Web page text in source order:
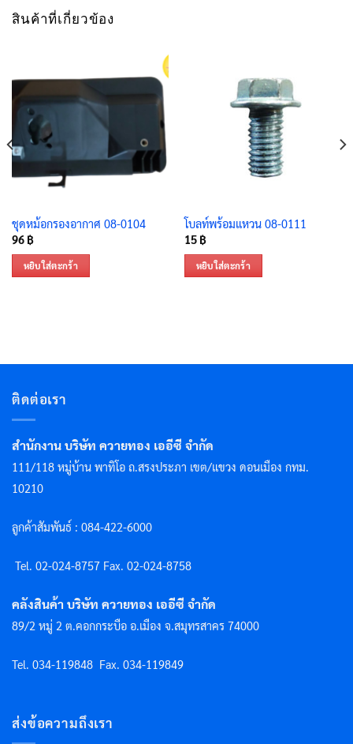
สินค้าที่เกี่ยวข้อง
ชุดหม้อกรองอากาศ 08-0104
96 ฿
หยิบใส่ตะกร้า
โบลท์พร้อมแหวน 08-0111
15 ฿
หยิบใส่ตะกร้า
ติดต่อเรา
สำนักงาน บริษัท ควายทอง เออีซี จำกัด
111/118 หมู่บ้าน พาทิโอ ถ.สรงประภา เขต/แขวง ดอนเมือง กทม.
10210
ลูกค้าสัมพันธ์ : 084-422-6000
Tel. 02-024-8757 Fax. 02-024-8758
คลังสินค้า บริษัท ควายทอง เออีซี จำกัด
89/2 หมู่ 2 ต.คอกกระบือ อ.เมือง จ.สมุทรสาคร 74000
Tel. 034-119848 Fax. 034-119849
ส่งข้อความถึงเรา